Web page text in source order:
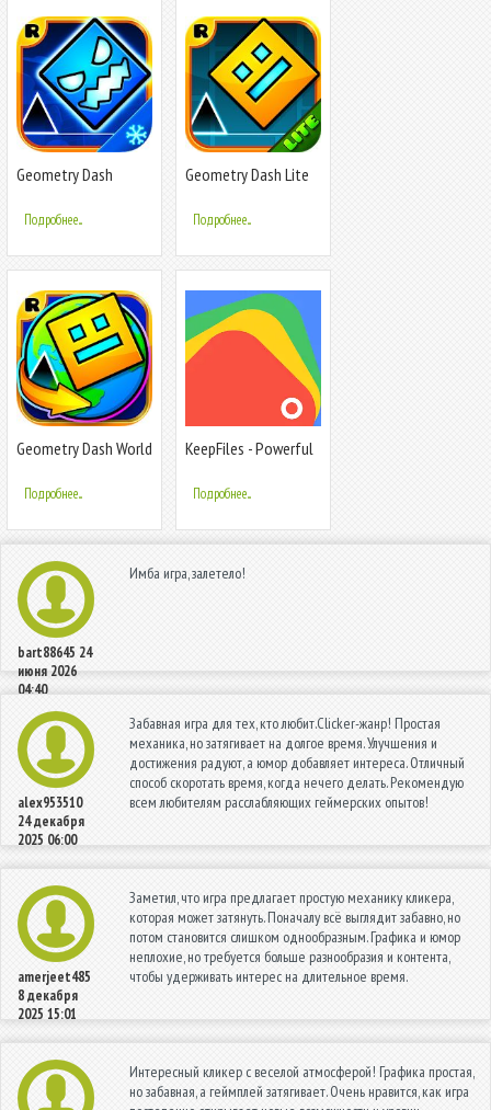
Geometry Dash
Подробнее...
Geometry Dash Lite
Подробнее...
Geometry Dash World
Подробнее...
KeepFiles - Powerful
Подробнее...
bart88645 24
июня 2026
04:40
Имба игра, залетело!
alex953510
24 декабря
2025 06:00
Забавная игра для тех, кто любит.Clicker-жанр! Простая
механика, но затягивает на долгое время. Улучшения и
достижения радуют, а юмор добавляет интереса. Отличный
способ скоротать время, когда нечего делать. Рекомендую
всем любителям расслабляющих геймерских опытов!
amerjeet485
8 декабря
2025 15:01
Заметил, что игра предлагает простую механику кликера,
которая может затянуть. Поначалу всё выглядит забавно, но
потом становится слишком однообразным. Графика и юмор
неплохие, но требуется больше разнообразия и контента,
чтобы удерживать интерес на длительное время.
Интересный кликер с веселой атмосферой! Графика простая,
но забавная, а геймплей затягивает. Очень нравится, как игра